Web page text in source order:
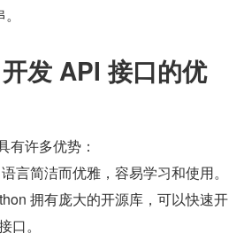
发 API 接口的优
有许多优势：
语言简洁而优雅，容易学习和使用。
拥有庞大的开源库，可以快速开
口。